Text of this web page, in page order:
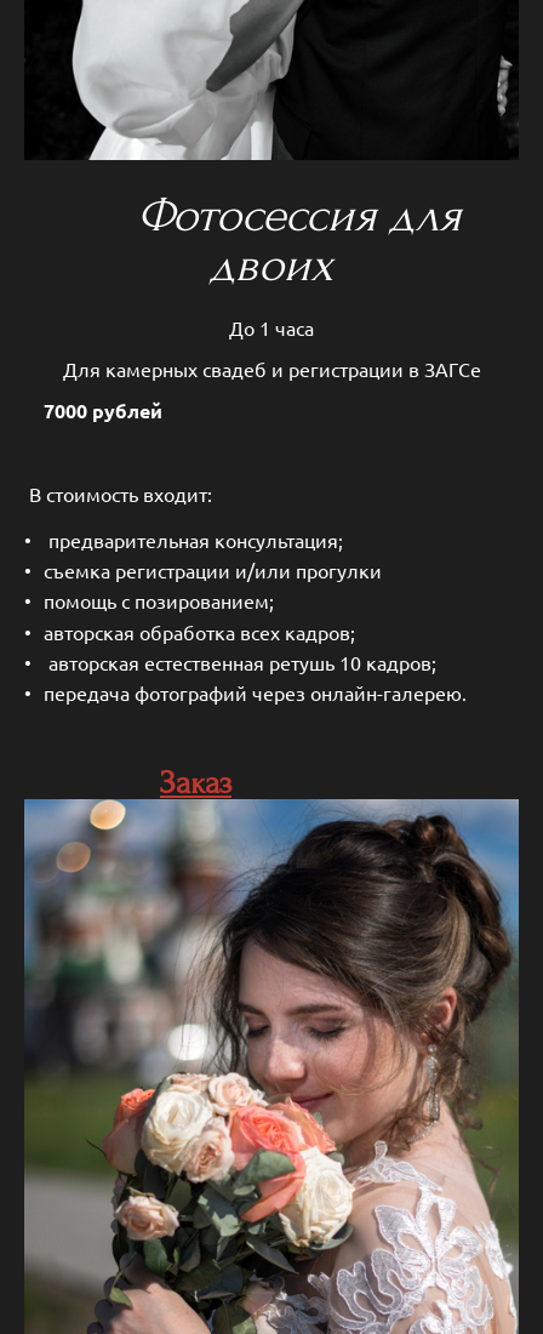
Фотосессия для
двоих
До 1 часа
Для камерных свадеб и регистрации в ЗАГСе
7000 рублей
В стоимость входит:
предварительная консультация;
съемка регистрации и/или прогулки
помощь с позированием;
авторская обработка всех кадров;
авторская естественная ретушь 10 кадров;
передача фотографий через онлайн-галерею.
Заказ